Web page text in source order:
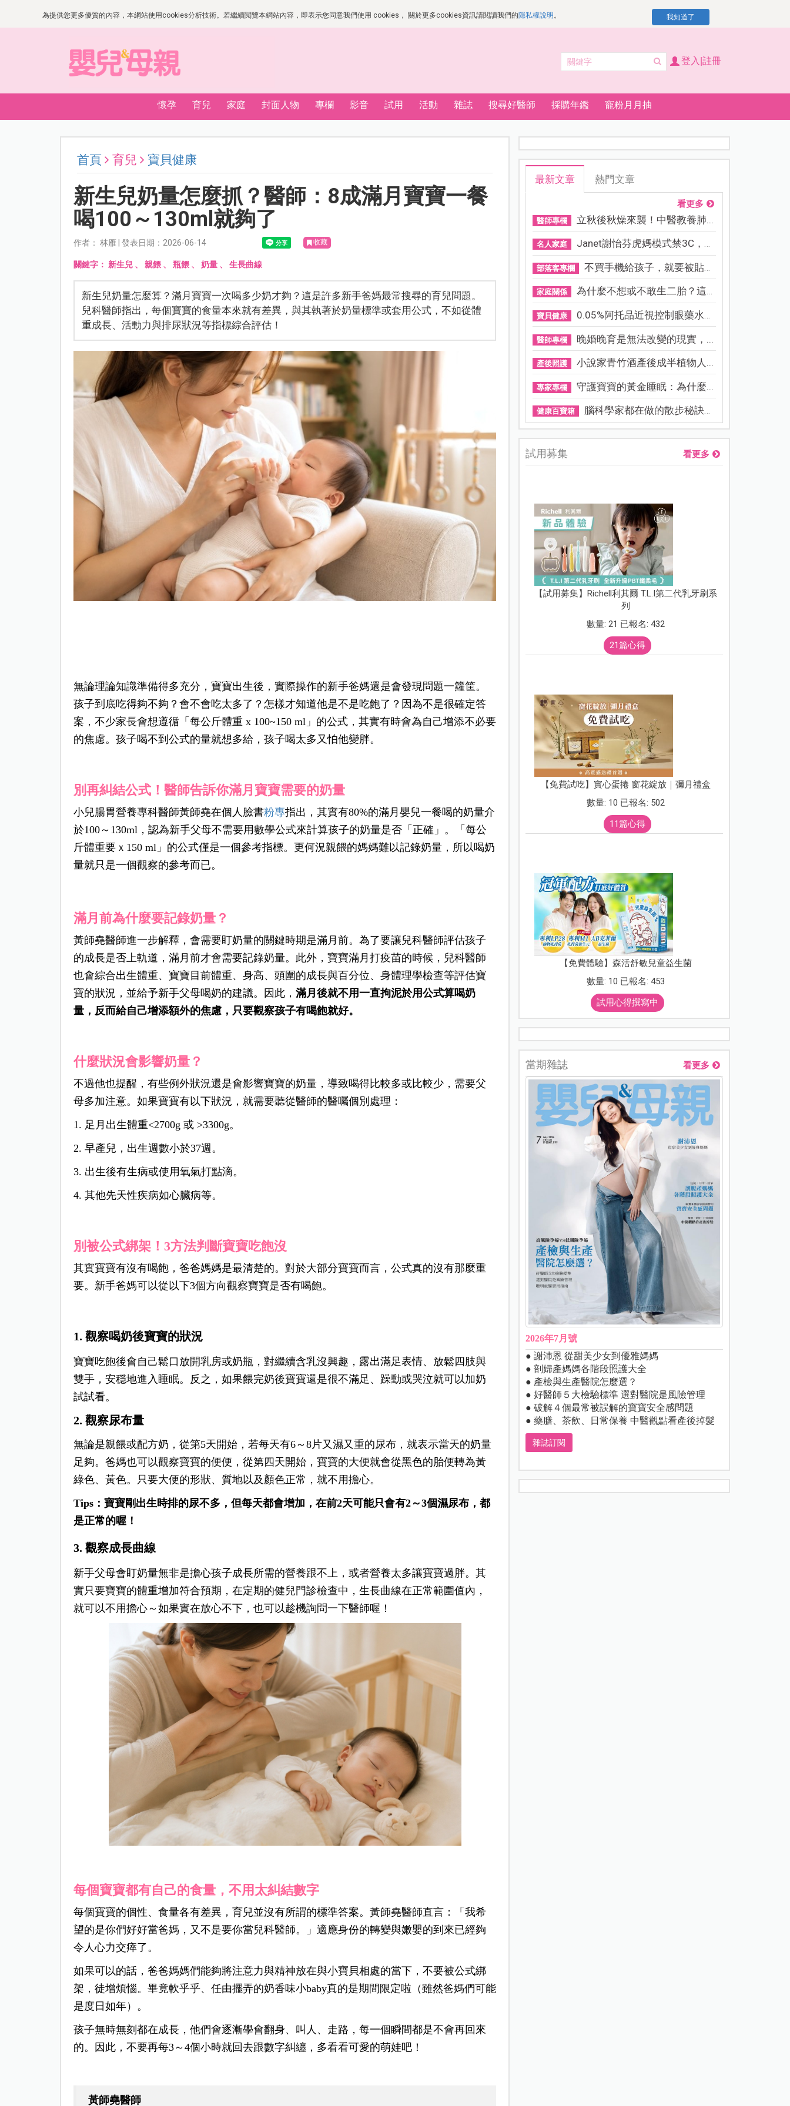
為提供您更多優質的內容，本網站使用cookies分析技術。若繼續閱覽本網站內容，即表示您同意我們使用 cookies， 關於更多cookies資訊請閱讀我們的隱私權說明 。 我知道了
登入|註冊
懷孕 育兒 家庭 封面人物 專欄 影音 試用 活動 雜誌 搜尋好醫師 採購年鑑 寵粉月月抽
首頁 育兒 寶貝健康
新生兒奶量怎麼抓？醫師：8成滿月寶寶一餐
喝100～130ml就夠了
作者： 林雁 | 發表日期：2026-06-14 收藏
關鍵字： 新生兒、 親餵、 瓶餵、 奶量、 生長曲線
新生兒奶量怎麼算？滿月寶寶一次喝多少奶才夠？這是許多新手爸媽最常搜尋的育兒問題。
兒科醫師指出，每個寶寶的食量本來就有差異，與其執著於奶量標準或套用公式，不如從體
重成長、活動力與排尿狀況等指標綜合評估！
無論理論知識準備得多充分，寶寶出生後，實際操作的新手爸媽還是會發現問題一籮筐。
孩子到底吃得夠不夠？會不會吃太多了？怎樣才知道他是不是吃飽了？因為不是很確定答
案，不少家長會想遵循「每公斤體重 x 100~150 ml」的公式，其實有時會為自己增添不必要
的焦慮。孩子喝不到公式的量就想多給，孩子喝太多又怕他變胖。
別再糾結公式！醫師告訴你滿月寶寶需要的奶量
小兒腸胃營養專科醫師黃師堯在個人臉書粉專指出，其實有80%的滿月嬰兒一餐喝的奶量介
於100～130ml，認為新手父母不需要用數學公式來計算孩子的奶量是否「正確」。「每公
斤體重要ｘ150 ml」的公式僅是一個參考指標。更何況親餵的媽媽難以記錄奶量，所以喝奶
量就只是一個觀察的參考而已。
滿月前為什麼要記錄奶量？
黃師堯醫師進一步解釋，會需要盯奶量的關鍵時期是滿月前。為了要讓兒科醫師評估孩子
的成長是否上軌道，滿月前才會需要記錄奶量。此外，寶寶滿月打疫苗的時候，兒科醫師
也會綜合出生體重、寶寶目前體重、身高、頭圍的成長與百分位、身體理學檢查等評估寶
寶的狀況，並給予新手父母喝奶的建議。因此， 滿月後就不用一直拘泥於用公式算喝奶
量，反而給自己增添額外的焦慮，只要觀察孩子有喝飽就好。
什麼狀況會影響奶量？
不過他也提醒，有些例外狀況還是會影響寶寶的奶量，導致喝得比較多或比較少，需要父
母多加注意。如果寶寶有以下狀況，就需要聽從醫師的醫囑個別處理：
1. 足月出生體重<2700g 或 >3300g。
2. 早產兒，出生週數小於37週。
3. 出生後有生病或使用氧氣打點滴。
4. 其他先天性疾病如心臟病等。
別被公式綁架！3方法判斷寶寶吃飽沒
其實寶寶有沒有喝飽，爸爸媽媽是最清楚的。對於大部分寶寶而言，公式真的沒有那麼重
要。新手爸媽可以從以下3個方向觀察寶寶是否有喝飽。
1. 觀察喝奶後寶寶的狀況
寶寶吃飽後會自己鬆口放開乳房或奶瓶，對繼續含乳沒興趣，露出滿足表情、放鬆四肢與
雙手，安穩地進入睡眠。反之，如果餵完奶後寶寶還是很不滿足、躁動或哭泣就可以加奶
試試看。
2. 觀察尿布量
無論是親餵或配方奶，從第5天開始，若每天有6～8片又濕又重的尿布，就表示當天的奶量
足夠。爸媽也可以觀察寶寶的便便，從第四天開始，寶寶的大便就會從黑色的胎便轉為黃
綠色、黃色。只要大便的形狀、質地以及顏色正常，就不用擔心。
Tips：寶寶剛出生時排的尿不多，但每天都會增加，在前2天可能只會有2～3個濕尿布，都
是正常的喔！
3. 觀察成長曲線
新手父母會盯奶量無非是擔心孩子成長所需的營養跟不上，或者營養太多讓寶寶過胖。其
實只要寶寶的體重增加符合預期，在定期的健兒門診檢查中，生長曲線在正常範圍值內，
就可以不用擔心～如果實在放心不下，也可以趁機詢問一下醫師喔！
每個寶寶都有自己的食量，不用太糾結數字
每個寶寶的個性、食量各有差異，育兒並沒有所謂的標準答案。黃師堯醫師直言：「我希
望的是你們好好當爸媽，又不是要你當兒科醫師。」適應身份的轉變與嫩嬰的到來已經夠
令人心力交瘁了。
如果可以的話，爸爸媽媽們能夠將注意力與精神放在與小寶貝相處的當下，不要被公式綁
架，徒增煩惱。畢竟軟乎乎、任由擺弄的奶香味小baby真的是期間限定啦（雖然爸媽們可能
是度日如年）。
孩子無時無刻都在成長，他們會逐漸學會翻身、叫人、走路，每一個瞬間都是不會再回來
的。因此，不要再每3～4個小時就回去跟數字糾纏，多看看可愛的萌娃吧！
黃師堯醫師
最新文章 熱門文章
看更多
醫師專欄 立秋後秋燥來襲！中醫教養肺...
名人家庭 Janet謝怡芬虎媽模式禁3C，看...
部落客專欄 不買手機給孩子，就要被貼「...
家庭關係 為什麼不想或不敢生二胎？這8...
寶貝健康 0.05%阿托品近視控制眼藥水納...
醫師專欄 晚婚晚育是無法改變的現實，...
產後照護 小說家青竹酒產後成半植物人...
專家專欄 守護寶寶的黃金睡眠：為什麼...
健康百寶箱 腦科學家都在做的散步秘訣！...
試用募集 看更多
【試用募集】Richell利其爾 T.L.I第二代乳牙刷系
列
數量: 21 已報名: 432
21篇心得
【免費試吃】實心蛋捲 窗花綻放｜彌月禮盒
數量: 10 已報名: 502
11篇心得
【免費體驗】森活舒敏兒童益生菌
數量: 10 已報名: 453
試用心得撰寫中
當期雜誌 看更多
2026年7月號
● 謝沛恩 從甜美少女到優雅媽媽
● 剖婦產媽媽各階段照護大全
● 產檢與生產醫院怎麼選？
● 好醫師５大檢驗標準 選對醫院是風險管理
● 破解４個最常被誤解的寶寶安全感問題
● 藥膳、茶飲、日常保養 中醫觀點看產後掉髮
雜誌訂閱